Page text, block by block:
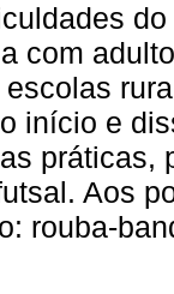
com
início e
práticas,
Aos
rouba-